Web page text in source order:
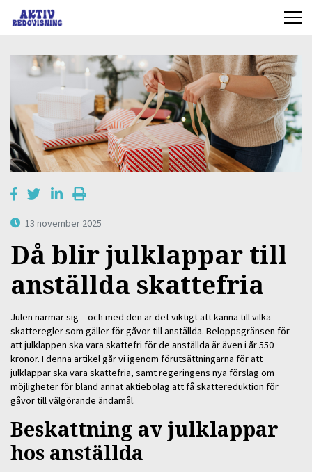
13 november 2025
Då blir julklappar till
anställda skattefria
Julen närmar sig – och med den är det viktigt att känna till vilka
skatteregler som gäller för gåvor till anställda. Beloppsgränsen för
att julklappen ska vara skattefri för de anställda är även i år 550
kronor. I denna artikel går vi igenom förutsättningarna för att
julklappar ska vara skattefria, samt regeringens nya förslag om
möjligheter för bland annat aktiebolag att få skattereduktion för
gåvor till välgörande ändamål.
Beskattning av julklappar
hos anställda